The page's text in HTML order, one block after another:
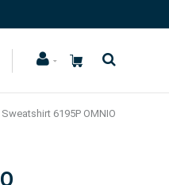
Sweatshirt 6195P OMNIO